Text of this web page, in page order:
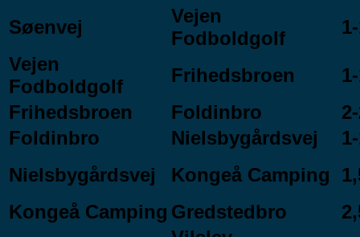
Søenvej
Vejen
Fodboldgolf
Vejen
Fodboldgolf
Frihedsbroen
Frihedsbroen
Foldinbro
Foldinbro
Nielsbygårdsvej
Nielsbygårdsvej
Kongeå Camping
Kongeå Camping Gredstedbro